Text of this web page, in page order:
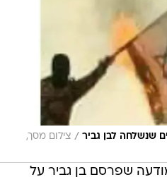
שנשלחה לבן גביר / צילום מסך,
שפרסם בן גביר על